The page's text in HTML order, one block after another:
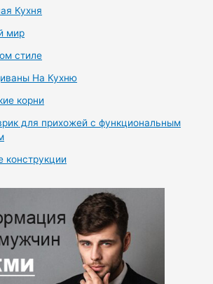
Кухня
мир
стиле
На Кухню
корни
для прихожей с функциональным
конструкции